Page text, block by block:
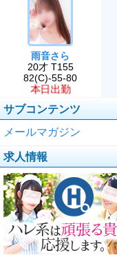
雨音さら
20才 T155
82(C)-55-80
本日出勤
サブコンテンツ
メールマガジン
求人情報